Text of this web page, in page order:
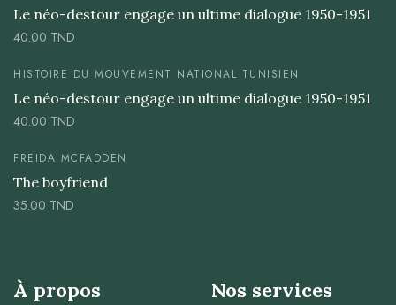
Le néo-destour engage un ultime dialogue 1950-1951
40.00 TND
HISTOIRE DU MOUVEMENT NATIONAL TUNISIEN
Le néo-destour engage un ultime dialogue 1950-1951
40.00 TND
FREIDA MCFADDEN
The boyfriend
35.00 TND
À propos Nos services